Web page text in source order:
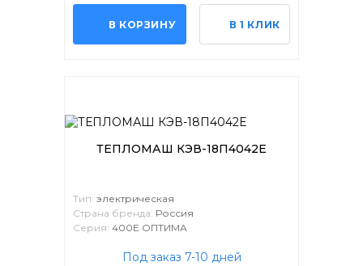
В КОРЗИНУ В 1 КЛИК
ТЕПЛОМАШ КЭВ-18П4042Е
Тип: электрическая
Страна бренда: Россия
Серия: 400Е ОПТИМА
Под заказ 7-10 дней